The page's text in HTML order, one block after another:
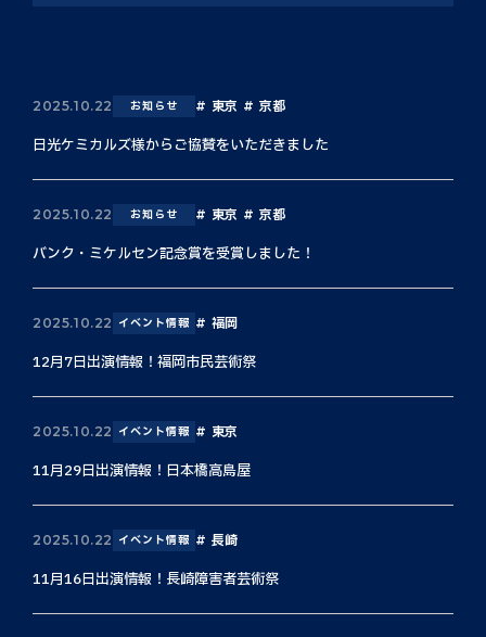
2025.10.22 お知らせ 東京 京都
日光ケミカルズ様からご協賛をいただきました
2025.10.22 お知らせ 東京 京都
バンク・ミケルセン記念賞を受賞しました！
2025.10.22 イベント情報 福岡
12月7日出演情報！福岡市民芸術祭
2025.10.22 イベント情報 東京
11月29日出演情報！日本橋高島屋
2025.10.22 イベント情報 長崎
11月16日出演情報！長崎障害者芸術祭